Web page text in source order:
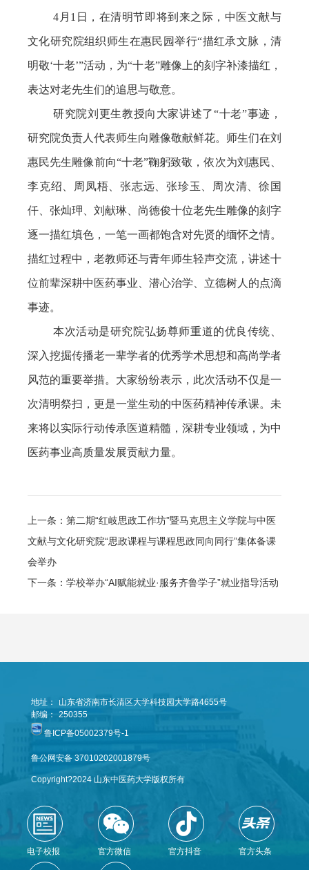
4月1日，在清明节即将到来之际，中医文献与
文化研究院组织师生在惠民园举行“描红承文脉，清
明敬‘十老’”活动，为“十老”雕像上的刻字补漆描红，
表达对老先生们的追思与敬意。
研究院刘更生教授向大家讲述了“十老”事迹，
研究院负责人代表师生向雕像敬献鲜花。师生们在刘
惠民先生雕像前向“十老”鞠躬致敬 ，依次为刘惠民、
李克绍、周凤梧、张志远、张珍玉、周次清、徐国
仟、张灿玾、刘献琳、尚德俊十位老先生雕像的刻字
逐一描红填色，一笔一画都饱含对先贤的缅怀之情。
描红过程中，老教师还与青年师生轻声交流，讲述十
位前辈深耕中医药事业、潜心治学、立德树人的点滴
事迹。
本次活动是研究院弘扬尊师重道的优良传统、
深入挖掘传播老一辈学者的优秀学术思想和高尚学者
风范的重要举措。大家纷纷表示，此次活动不仅是一
次清明祭扫，更是一堂生动的中医药精神传承课。未
来将以实际行动传承医道精髓，深耕专业领域，为中
医药事业高质量发展贡献力量。
上一条：第二期“红岐思政工作坊”暨马克思主义学院与中医
文献与文化研究院“思政课程与课程思政同向同行”集体备课
会举办
下一条：学校举办“AI赋能就业·服务齐鲁学子”就业指导活动
地址：
山东省济南市长清区大学科技园大学路4655号
邮编：
250355
鲁ICP备05002379号-1
鲁公网安备 37010202001879号
Copyright?2024 山东中医药大学版权所有
电子校报 官方微信 官方抖音 官方头条